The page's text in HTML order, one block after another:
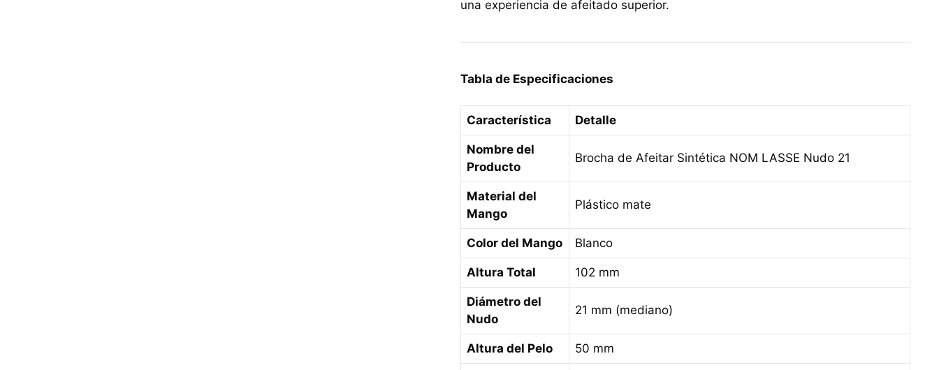
una experiencia de afeitado superior.
Tabla de Especificaciones
Característica Detalle
Nombre del
Producto
Brocha de Afeitar Sintética NOM LASSE Nudo 21
Material del
Mango
Plástico mate
Color del Mango Blanco
Altura Total 102 mm
Diámetro del
Nudo
21 mm (mediano)
Altura del Pelo 50 mm